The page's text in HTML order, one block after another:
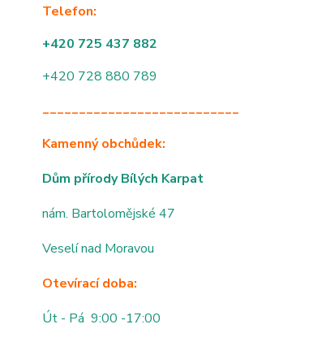
Telefon:
+420 725 437 882
+420 728 880 789
___________________________
Kamenný obchůdek:
Dům přírody Bílých Karpat
nám. Bartolomějské 47
Veselí nad Moravou
Otevírací doba:
Út - Pá 9:00 -17:00